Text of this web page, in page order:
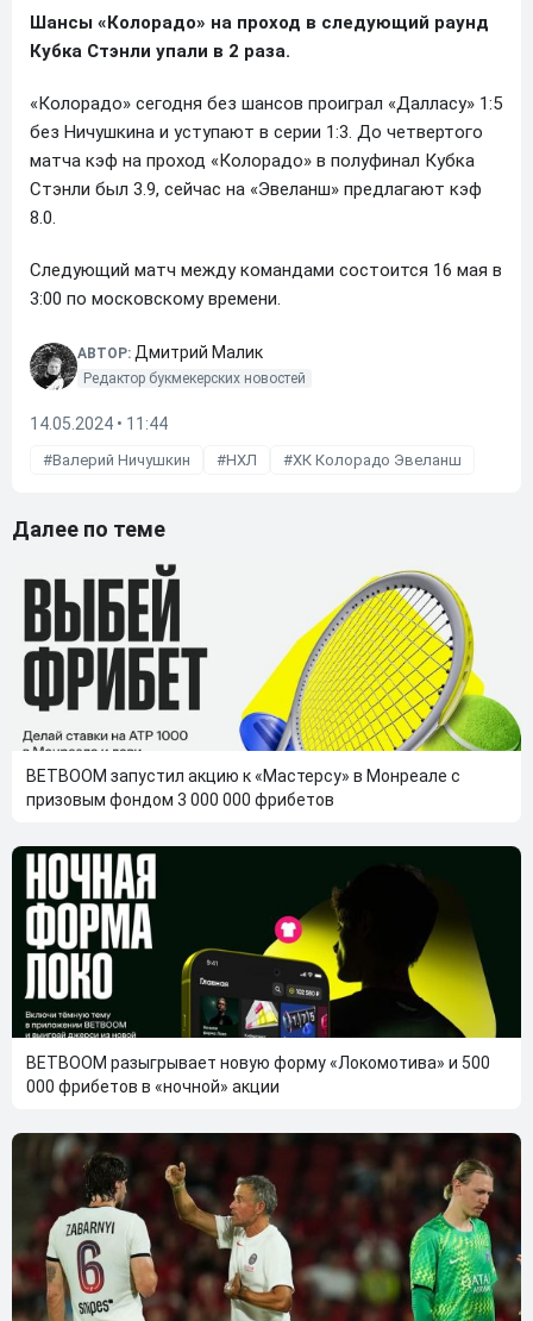
Шансы «Колорадо» на проход в следующий раунд
Кубка Стэнли упали в 2 раза.
«Колорадо» сегодня без шансов проиграл «Далласу» 1:5
без Ничушкина и уступают в серии 1:3. До четвертого
матча кэф на проход «Колорадо» в полуфинал Кубка
Стэнли был 3.9, сейчас на «Эвеланш» предлагают кэф
8.0.
Следующий матч между командами состоится 16 мая в
3:00 по московскому времени.
АВТОР: Дмитрий Малик
Редактор букмекерских новостей
14.05.2024 • 11:44
Валерий Ничушкин НХЛ ХК Колорадо Эвеланш
Далее по теме
BETBOOM запустил акцию к «Мастерсу» в Монреале с
призовым фондом 3 000 000 фрибетов
BETBOOM разыгрывает новую форму «Локомотива» и 500
000 фрибетов в «ночной» акции